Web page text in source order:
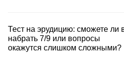
Тест на эрудицию: сможете ли
набрать 7/9 или вопросы
окажутся слишком сложными?